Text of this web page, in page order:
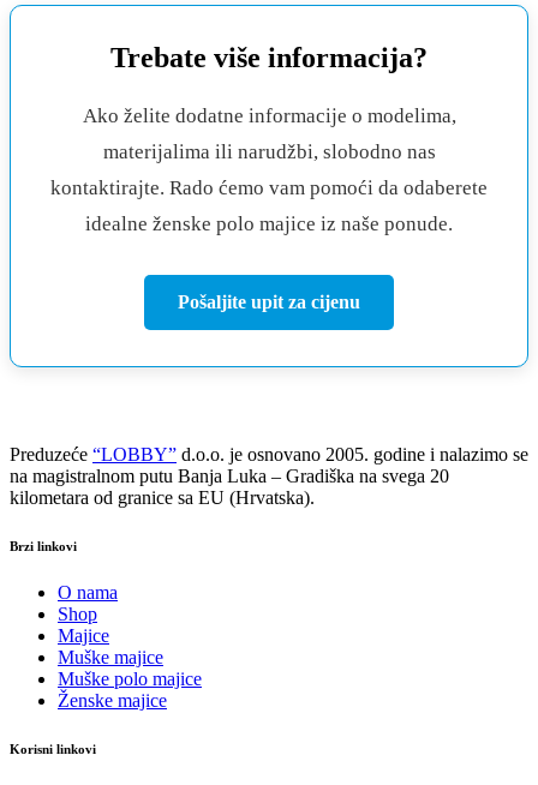
Trebate više informacija?
Ako želite dodatne informacije o modelima,
materijalima ili narudžbi, slobodno nas
kontaktirajte. Rado ćemo vam pomoći da odaberete
idealne ženske polo majice iz naše ponude.
Pošaljite upit za cijenu
Preduzeće “LOBBY” d.o.o. je osnovano 2005. godine i nalazimo se
na magistralnom putu Banja Luka – Gradiška na svega 20
kilometara od granice sa EU (Hrvatska).
Brzi linkovi
O nama
Shop
Majice
Muške majice
Muške polo majice
Ženske majice
Korisni linkovi